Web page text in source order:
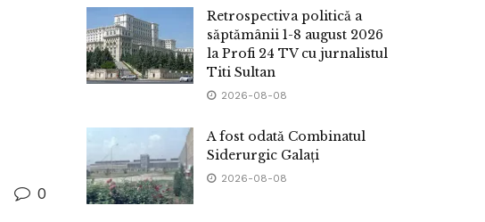
0
Retrospectiva politică a
săptămânii 1-8 august 2026
la Profi 24 TV cu jurnalistul
Titi Sultan
2026-08-08
A fost odată Combinatul
Siderurgic Galați
2026-08-08